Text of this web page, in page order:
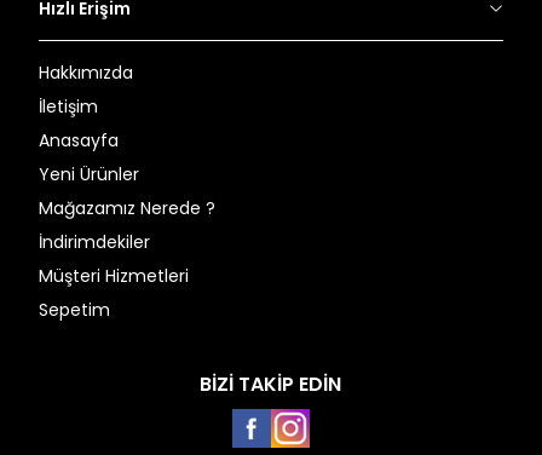
Hızlı Erişim
Hakkımızda
İletişim
Anasayfa
Yeni Ürünler
Mağazamız Nerede ?
İndirimdekiler
Müşteri Hizmetleri
Sepetim
BİZİ TAKİP EDİN
FacebookInstagram